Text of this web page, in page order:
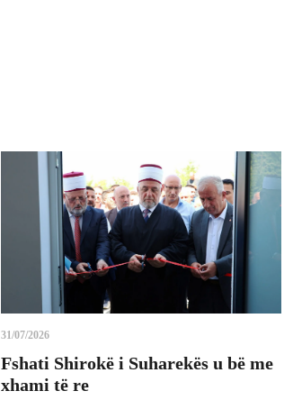
31/07/2026
Fshati Shirokë i Suharekës u bë me
xhami të re